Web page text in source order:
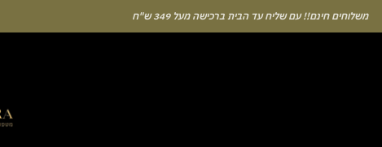
חינם!! עם שליח עד הבית ברכישה מעל 349 ש"ח